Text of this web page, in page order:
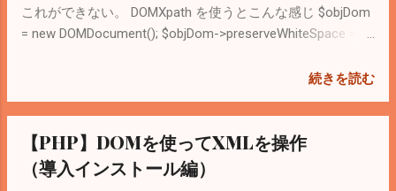
これができない。 DOMXpath を使うとこんな感じ $objDom
= new DOMDocument(); $objDom->preserveWhiteSpace =
>query($sQuery); echo $objSelectNodes->item(0)-
>nodeValue; echo $objSelect->item(0)->getAttribute('id');
Xpathを記述しようと思うだけで別のオブジェクトを生成し
ないといけないので、非常にめんどくさい。 こういう場合
続きを読む
【PHP】DOMを使ってXMLを操作
（導入インストール編）